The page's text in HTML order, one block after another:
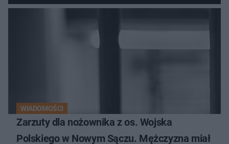
WIADOMOŚCI
Zarzuty dla nożownika z os. Wojska
Polskiego w Nowym Sączu. Mężczyzna miał